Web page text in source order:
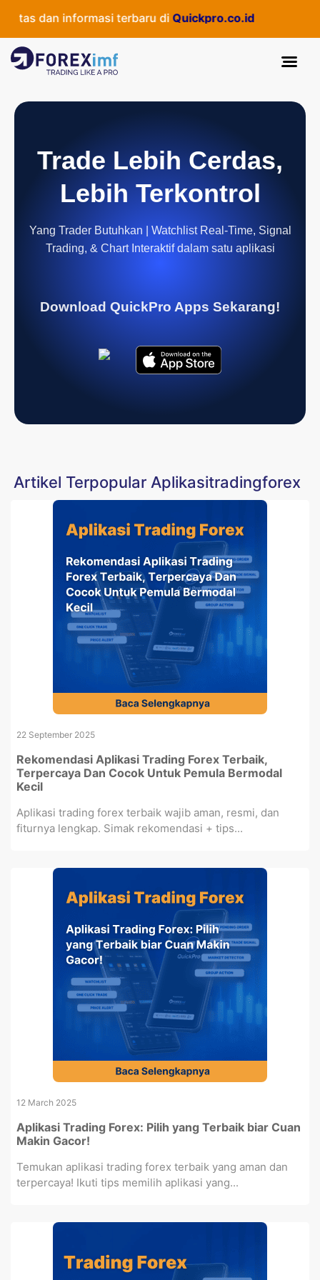
dan informasi terbaru di Quickpro.co.id
Trade Lebih Cerdas,
Lebih Terkontrol
Yang Trader Butuhkan | Watchlist Real-Time, Signal
Trading, & Chart Interaktif dalam satu aplikasi
Download QuickPro Apps Sekarang!
Artikel Terpopular Aplikasitradingforex
22 September 2025
Rekomendasi Aplikasi Trading Forex Terbaik,
Terpercaya Dan Cocok Untuk Pemula Bermodal
Kecil
Aplikasi trading forex terbaik wajib aman, resmi, dan
fiturnya lengkap. Simak rekomendasi + tips...
12 March 2025
Aplikasi Trading Forex: Pilih yang Terbaik biar Cuan
Makin Gacor!
Temukan aplikasi trading forex terbaik yang aman dan
terpercaya! Ikuti tips memilih aplikasi yang...